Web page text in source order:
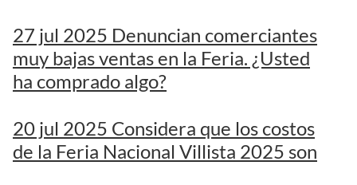
27 jul 2025 Denuncian comerciantes
muy bajas ventas en la Feria. ¿Usted
ha comprado algo?
20 jul 2025 Considera que los costos
de la Feria Nacional Villista 2025 son